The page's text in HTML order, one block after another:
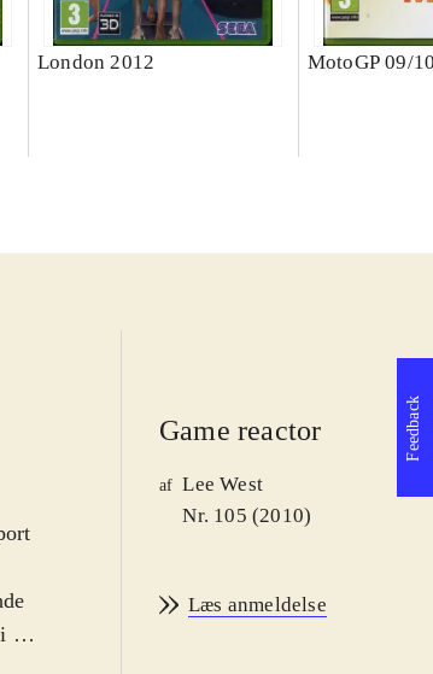
London 2012 MotoGP 09/
14
Game reactor
af Lee West
Nr. 105 (2010)
Læs anmeldelse
Feedback